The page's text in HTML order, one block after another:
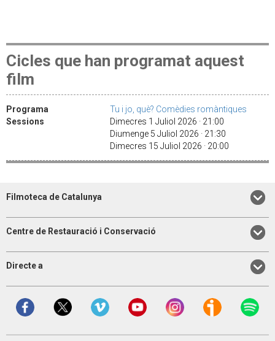
Cicles que han programat aquest
film
Programa
Tu i jo, què? Comèdies romàntiques
Sessions
Dimecres 1 Juliol 2026 · 21:00
Diumenge 5 Juliol 2026 · 21:30
Dimecres 15 Juliol 2026 · 20:00
Filmoteca de Catalunya
Centre de Restauració i Conservació
Directe a